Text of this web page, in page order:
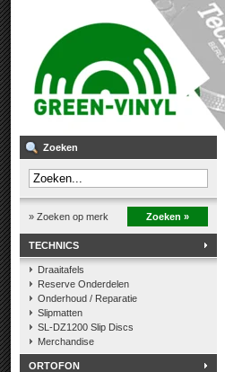
Zoeken
» Zoeken op merk Zoeken »
TECHNICS
Draaitafels
Reserve Onderdelen
Onderhoud / Reparatie
Slipmatten
SL-DZ1200 Slip Discs
Merchandise
ORTOFON